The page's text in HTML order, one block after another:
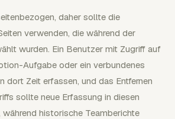
daher sollte die
verwenden, die während der
wurden. Ein Benutzer mit Zugriff auf
Aufgabe oder ein verbundenes
dort Zeit erfassen, und das Entfernen
sollte neue Erfassung in diesen
historische Teamberichte